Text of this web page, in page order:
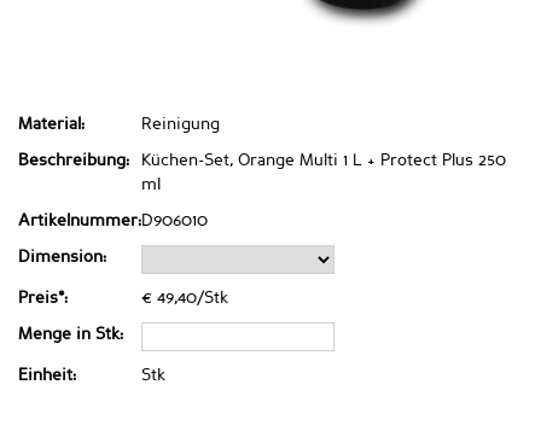
Material: Reinigung
Beschreibung:
Küchen-Set, Orange Multi 1 L + Protect Plus 250
ml
Artikelnummer:D906010
Dimension:
Preis*: € 49,40/Stk
Menge in Stk:
Einheit: Stk